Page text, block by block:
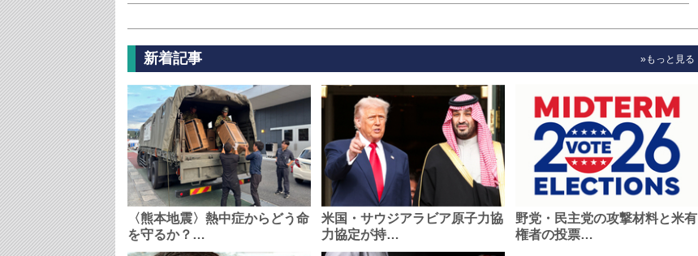
新着記事 »もっと見る
〈熊本地震〉熱中症からどう命
を守るか？…
米国・サウジアラビア原子力協
力協定が持…
野党・民主党の攻撃材料と米有
権者の投票…